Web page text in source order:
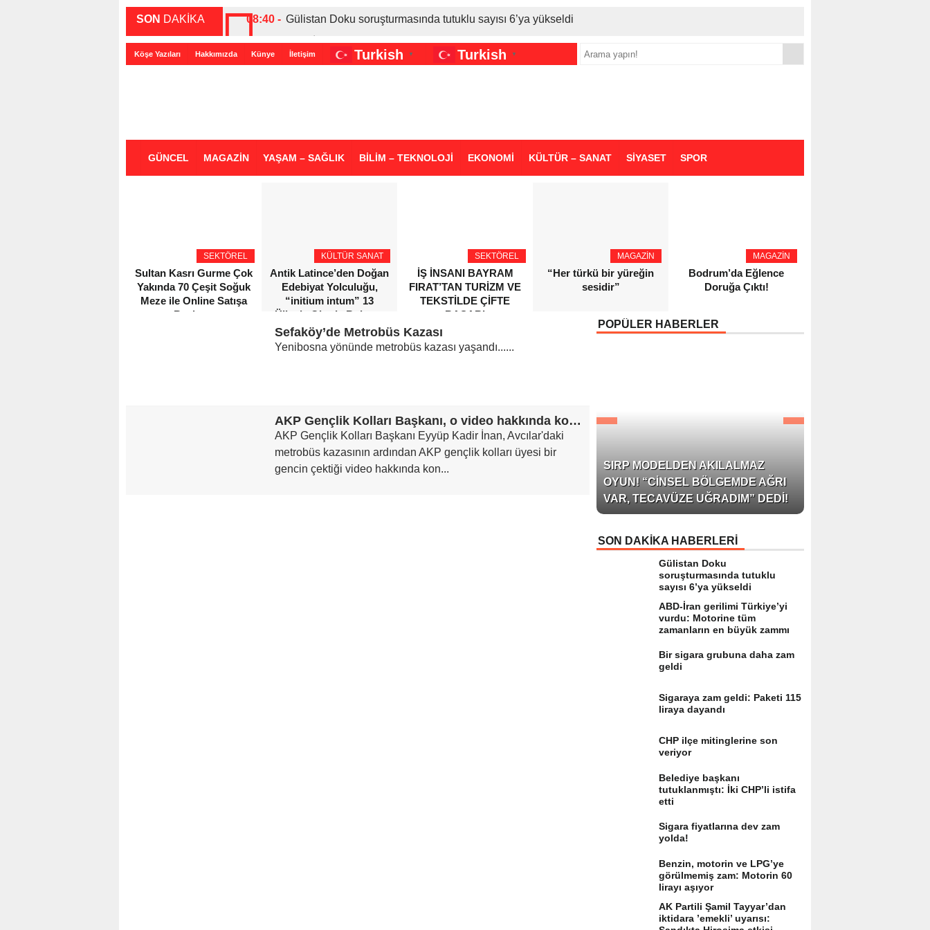
SON DAKİKA 08:40 - Gülistan Doku soruşturmasında tutuklu sayısı 6’ya yükseldi
00:27 - ABD-İran gerilimi Türkiye’yi vurdu: Motorine tüm zamanların en büyük zammı
00:35 - Bir sigara grubuna daha zam geldi
Köşe Yazıları Hakkımızda Künye İletişim Turkish ▼ Turkish ▼
GÜNCEL MAGAZİN YAŞAM – SAĞLIK BİLİM – TEKNOLOJİ EKONOMİ KÜLTÜR – SANAT SİYASET SPOR
SEKTÖREL
Sultan Kasrı Gurme Çok
Yakında 70 Çeşit Soğuk
Meze ile Online Satışa
Başlıyor
KÜLTÜR SANAT
Antik Latince’den Doğan
Edebiyat Yolculuğu,
“initium intum” 13
Ülkede Okurla Buluştu
SEKTÖREL
İŞ İNSANI BAYRAM
FIRAT’TAN TURİZM VE
TEKSTİLDE ÇİFTE
BAŞARI
MAGAZİN
“Her türkü bir yüreğin
sesidir”
MAGAZİN
Bodrum’da Eğlence
Doruğa Çıktı!
Sefaköy’de Metrobüs Kazası
Yenibosna yönünde metrobüs kazası yaşandı......
AKP Gençlik Kolları Başkanı, o video hakkında konuştu: Fırsatçılık yapılıyor
AKP Gençlik Kolları Başkanı Eyyüp Kadir İnan, Avcılar'daki
metrobüs kazasının ardından AKP gençlik kolları üyesi bir
gencin çektiği video hakkında kon...
POPÜLER HABERLER
SIRP MODELDEN AKILALMAZ
OYUN! “CINSEL BÖLGEMDE AĞRI
VAR, TECAVÜZE UĞRADIM” DEDI!
SON DAKİKA HABERLERİ
Gülistan Doku
soruşturmasında tutuklu
sayısı 6’ya yükseldi
ABD-İran gerilimi Türkiye’yi
vurdu: Motorine tüm
zamanların en büyük zammı
Bir sigara grubuna daha zam
geldi
Sigaraya zam geldi: Paketi 115
liraya dayandı
CHP ilçe mitinglerine son
veriyor
Belediye başkanı
tutuklanmıştı: İki CHP’li istifa
etti
Sigara fiyatlarına dev zam
yolda!
Benzin, motorin ve LPG’ye
görülmemiş zam: Motorin 60
lirayı aşıyor
AK Partili Şamil Tayyar’dan
iktidara ’emekli’ uyarısı: